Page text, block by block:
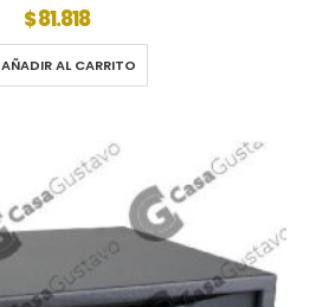
$81.818
AÑADIR AL CARRITO